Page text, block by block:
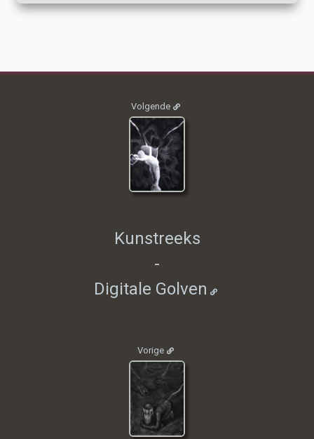
Volgende
Kunstreeks
-
Digitale Golven
Vorige